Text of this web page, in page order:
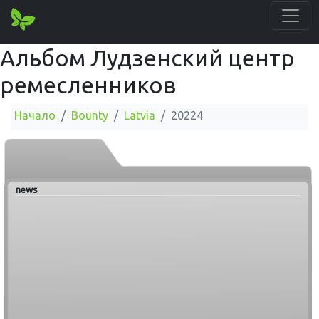
Альбом Лудзенский центр
ремесленников
Начало Bounty Latvia 20224
news